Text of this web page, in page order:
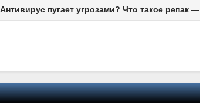
пугает угрозами? Что такое репак —